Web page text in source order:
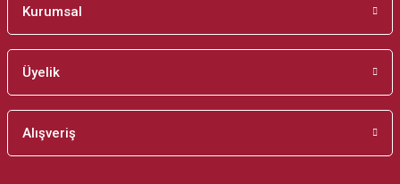
Kurumsal
Üyelik
Alışveriş